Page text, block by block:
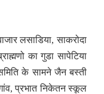
लसाडिया, साकरोदा
का गुडा सापेटिया
समिति के सामने जैन बस्ती
प्रभात निकेतन स्कूल